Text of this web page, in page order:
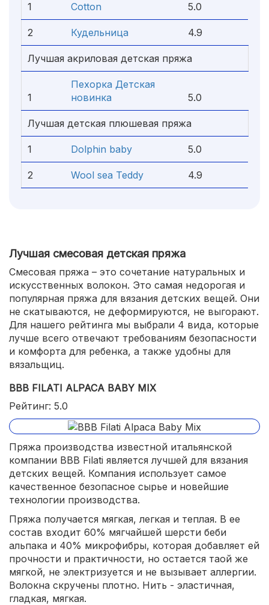
1
Cotton
5.0
2 Кудельница 4.9
Лучшая акриловая детская пряжа
1
Пехорка Детская
новинка
5.0
Лучшая детская плюшевая пряжа
1 Dolphin baby 5.0
2 Wool sea Teddy 4.9
Лучшая смесовая детская пряжа
Смесовая пряжа – это сочетание натуральных и
искусственных волокон. Это самая недорогая и
популярная пряжа для вязания детских вещей. Они
не скатываются, не деформируются, не выгорают.
Для нашего рейтинга мы выбрали 4 вида, которые
лучше всего отвечают требованиям безопасности
и комфорта для ребенка, а также удобны для
вязальщиц.
BBB FILATI ALPACA BABY MIX
Рейтинг: 5.0
Пряжа производства известной итальянской
компании BBB Filati является лучшей для вязания
детских вещей. Компания использует самое
качественное безопасное сырье и новейшие
технологии производства.
Пряжа получается мягкая, легкая и теплая. В ее
состав входит 60% мягчайшей шерсти беби
альпака и 40% микрофибры, которая добавляет ей
прочности и практичности, но остается таой же
мягкой, не электризуется и не вызывает аллергии.
Волокна скручены плотно. Нить - эластичная,
гладкая, мягкая.